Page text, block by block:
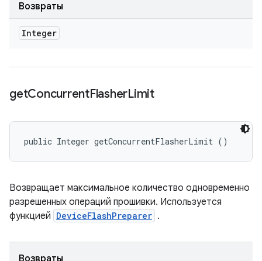
Возвраты
Integer
getConcurrentFlasherLimit
public Integer getConcurrentFlasherLimit ()
Возвращает максимальное количество одновременно
разрешенных операций прошивки. Используется
функцией DeviceFlashPreparer .
Возвраты